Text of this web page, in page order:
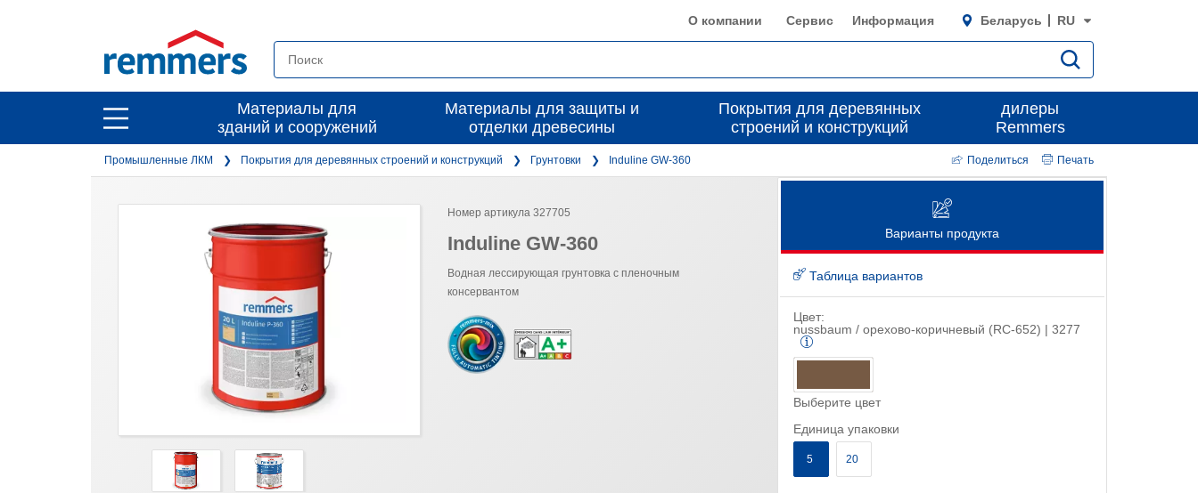
open
main
navigation
О компании Сервис Информация Беларусь RU
open
main
Материалы для
зданий и сооружений
Материалы для защиты и
отделки древесины
Покрытия для деревянных
строений и конструкций
дилеры
Remmers
Промышленные ЛКМ Покрытия для деревянных строений и конструкций Грунтовки Induline GW-360 Поделиться Печать
Номер артикула 327705
Induline GW-360
Водная лессирующая грунтовка с пленочным
консервантом
Варианты продукта
Таблица вариантов
Цвет:
nussbaum / орехово-коричневый (RC-652) | 3277
Выберите цвет
Единица упаковки
5 20